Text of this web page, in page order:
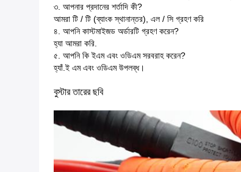
৩. আপনার প্রদানের শর্তাদি কী?
আমরা টি / টি (ব্যাংক স্থানান্তর), এল / সি গ্রহণ করি
৪. আপনি কাস্টমাইজড অর্ডারটি গ্রহণ করেন?
হ্যা আমরা করি.
৫. আপনি কি ইএম এবং ওডিএম সরবরাহ করেন?
হ্যাঁ.ই এম এবং ওডিএম উপলব্ধ।
বুস্টার তারের ছবি